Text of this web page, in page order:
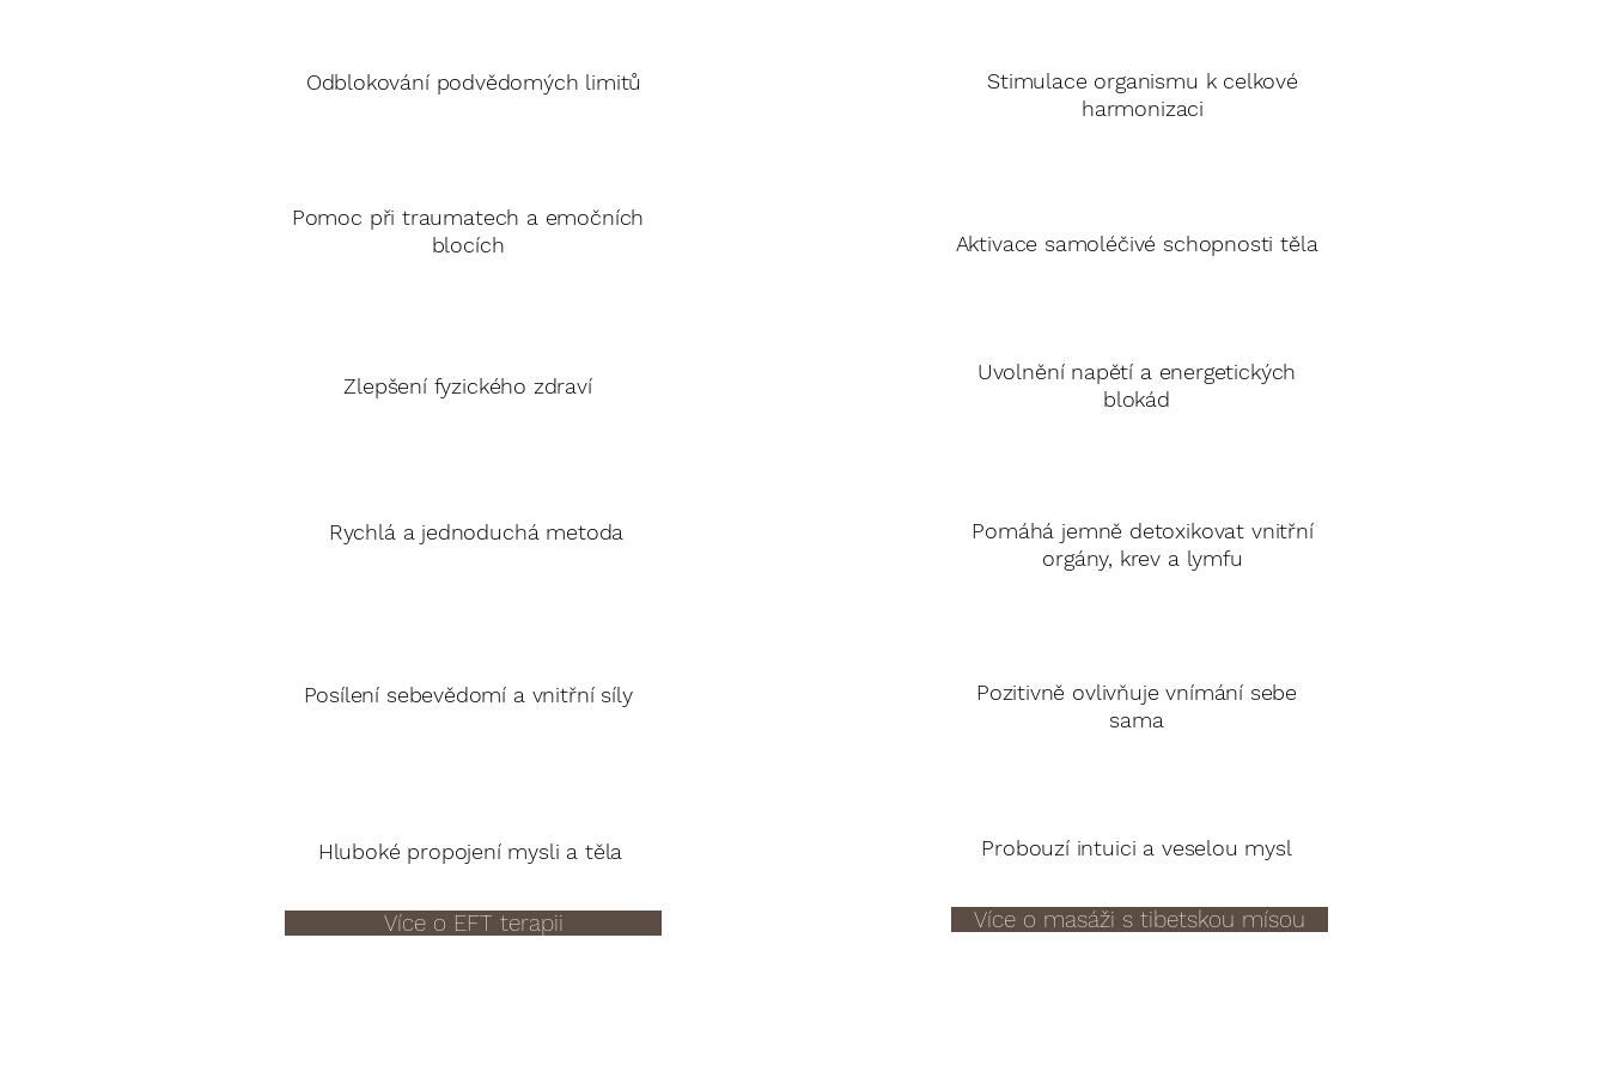
Odblokování podvědomých limitů
Pomoc při traumatech a emočních
blocích
Zlepšení fyzického zdraví
Rychlá a jednoduchá metoda
Posílení sebevědomí a vnitřní síly
Hluboké propojení mysli a těla
Více o EFT terapii
Stimulace organismu k celkové
harmonizaci
Aktivace samoléčivé schopnosti těla
Uvolnění napětí a energetických
blokád
Pomáhá jemně detoxikovat vnitřní
orgány, krev a lymfu
Pozitivně ovlivňuje vnímání sebe
sama
Probouzí intuici a veselou mysl
Více o masáži s tibetskou mísou